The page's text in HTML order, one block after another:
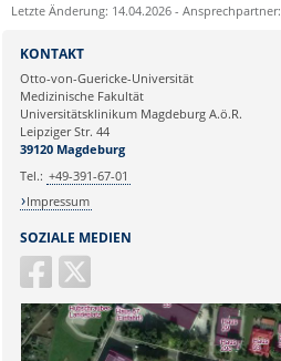
Letzte Änderung: 14.04.2026 - Ansprechpartner:
Ihre E-Mailadresse:
Ihr Anliegen:
SOZIALE MEDIEN
KONTAKT
Otto-von-Guericke-Universität
Medizinische Fakultät
Universitätsklinikum Magdeburg A.ö.R.
Leipziger Str. 44
39120 Magdeburg
Tel.: +49-391-67-01
Impressum